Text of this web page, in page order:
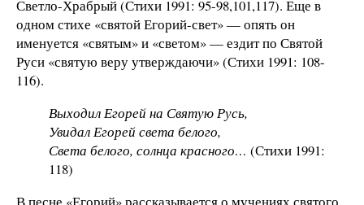
Светло-Храбрый (Стихи 1991: 95-98,101,117). Еще в
одном стихе «святой Егорий-свет» — опять он
именуется «святым» и «светом» — ездит по Святой
Руси «святую веру утверждаючи» (Стихи 1991: 108-
116).
Выходил Егорей на Святую Русь,
Увидал Егорей света белого,
Света белого, солнца красного… (Стихи 1991:
118)
В песне «Егорий» рассказывается о мучениях святого